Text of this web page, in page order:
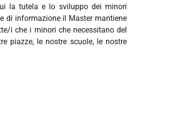
la tutela e lo sviluppo dei minori
di informazione il Master mantiene
i che i minori che necessitano del
piazze, le nostre scuole, le nostre